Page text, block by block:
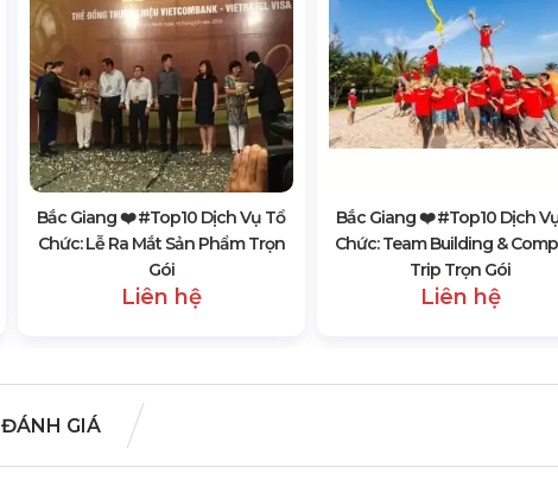
Bắc Giang ❤️️ #top10 Dịch Vụ Tổ
Chức: Lễ Ra Mắt Sản Phẩm Trọn
Gói
Liên hệ
Bắc Giang ❤️️ #top10 Dịch
Chức: Team Building &
Trip Trọn Gói
Liên hệ
ĐÁNH GIÁ